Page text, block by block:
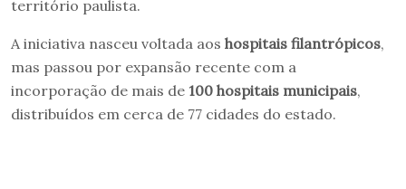
território paulista.
A iniciativa nasceu voltada aos hospitais filantrópicos,
mas passou por expansão recente com a
incorporação de mais de 100 hospitais municipais,
distribuídos em cerca de 77 cidades do estado.